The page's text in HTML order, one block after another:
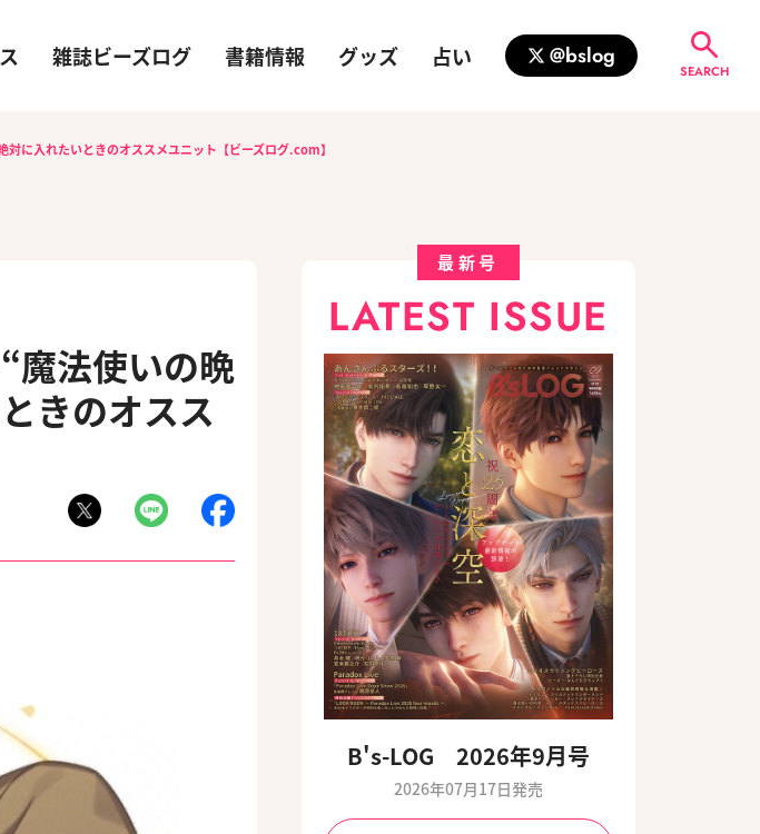
雑誌ビーズログ 書籍情報 グッズ 占い @bslog
SEARCH
に入れたいときのオススメユニット【ビーズログ.com】
魔法使いの晩
きのオスス
最新号
LATEST ISSUE
B's-LOG 2026年9月号
2026年07月17日発売